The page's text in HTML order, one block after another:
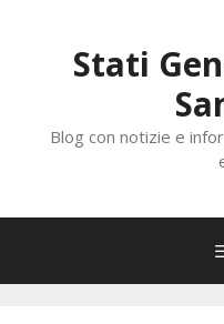
contenutoStati
Blog con notizie e